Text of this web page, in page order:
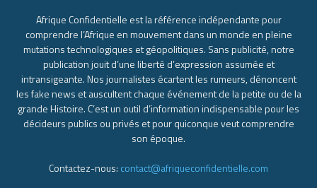
Afrique Confidentielle est la référence indépendante pour
comprendre l’Afrique en mouvement dans un monde en pleine
mutations technologiques et géopolitiques. Sans publicité, notre
publication jouit d’une liberté d’expression assumée et
intransigeante. Nos journalistes écartent les rumeurs, dénoncent
les fake news et auscultent chaque événement de la petite ou de la
grande Histoire. C’est un outil d’information indispensable pour les
décideurs publics ou privés et pour quiconque veut comprendre
son époque.
Contactez-nous: contact@afriqueconfidentielle.com